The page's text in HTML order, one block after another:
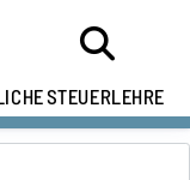
STEUERLEHRE